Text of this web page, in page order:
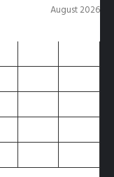
August 2026